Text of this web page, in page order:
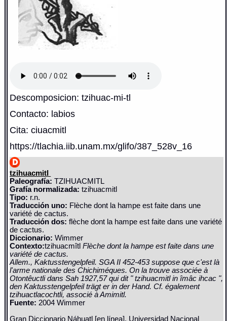
Descomposicion: tzihuac-mi-tl
Contacto: labios
Cita: ciuacmitl
https://tlachia.iib.unam.mx/glifo/387_528v_16
tzihuacmitl
Paleografía: TZIHUACMITL
Grafía normalizada: tzihuacmitl
Tipo: r.n.
Traducción uno: Flèche dont la hampe est faite dans une
variété de cactus.
Traducción dos: flèche dont la hampe est faite dans une variété
de cactus.
Diccionario:Wimmer
Contexto:tzihuacmîtlFlèche dont la hampe est faite dans une
variété de cactus.
Allem., Kaktusstengelpfeil. SGA II 452-453 suppose que c'est là
l'arme nationale des Chichiméques. On la trouve associée à
Otontêuctli dans Sah 1927,57 qui dit " tzihuacmitl in îmâc ihcac ",
den Kaktusstengelpfeil trägt er in der Hand. Cf. également
tzihuactlacochtli, associé à Amimitl.
Fuente: 2004 Wimmer
Gran Diccionario Náhuatl [en línea]. Universidad Nacional